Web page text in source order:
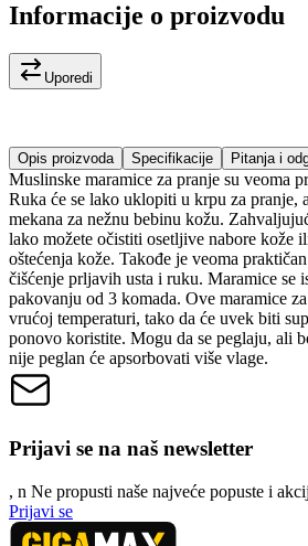
Informacije o proizvodu
Uporedi
Opis proizvoda Specifikacije Pitanja i
Muslinske maramice za pranje su veoma
Ruka će se lako uklopiti u krpu za pranje,
mekana za nežnu bebinu kožu.
lako možete očistiti osetljive nabore kože
oštećenja kože. Takođe je veoma
čišćenje prljavih usta i ruku. Maramice se
pakovanju od 3 komada. Ove maramice
vrućoj temperaturi, tako da će uvek biti
ponovo koristite. Mogu da se peglaju, ali
nije peglan će apsorbovati više vlage.
Prijavi se na naš newsletter
, n Ne propusti naše najveće popuste i
Prijavi se